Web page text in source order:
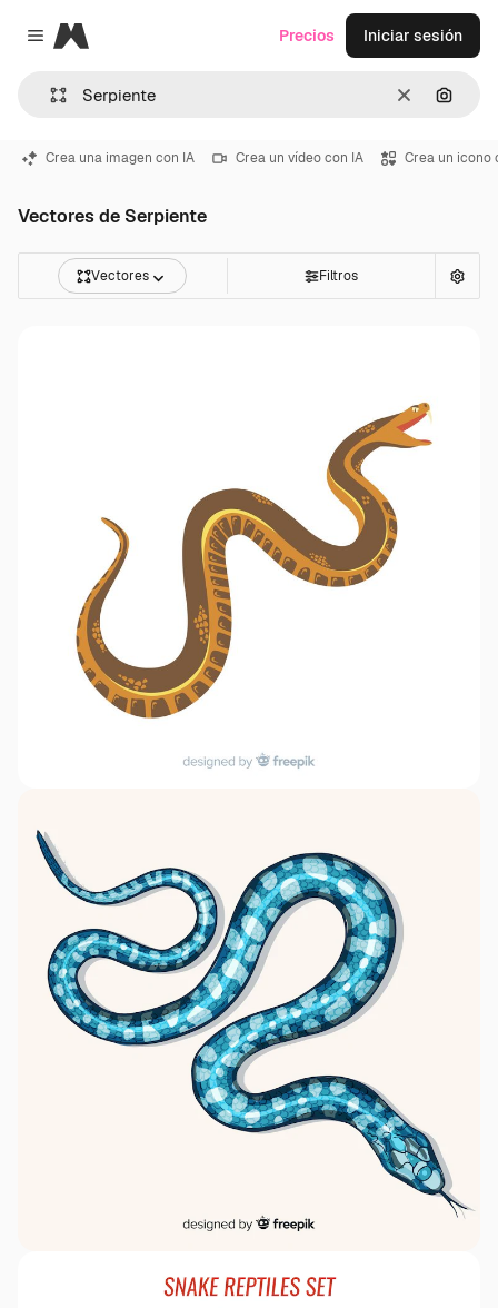
Close menu
Magnific
Borrar
Precios Iniciar sesión
Crea una imagen con IA Crea un vídeo con IA Crea un icono
Vectores de Serpiente
Vectores Filtros